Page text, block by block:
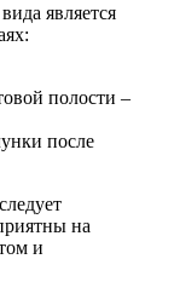
является
полости –
после
на
и